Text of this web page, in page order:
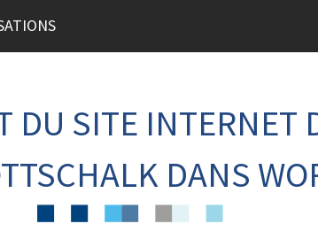
DU SITE INTERNET
DANS